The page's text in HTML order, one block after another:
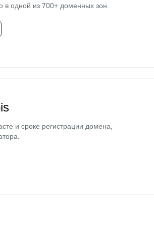
в одной из 700+ доменных зон.
и сроке регистрации домена,